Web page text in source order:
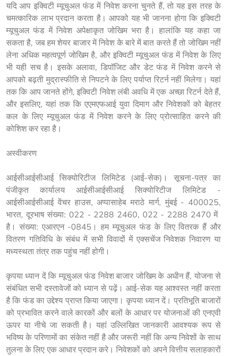
यदि आप इक्विटी म्यूचुअल फंड में निवेश करना चुनते हैं, तो यह इस तरह के
चमत्कारिक लाभ प्रदान करता है। आपको यह भी जानना होगा कि इक्विटी
म्यूचुअल फंड में निवेश अपेक्षाकृत जोखिम भरा है। हालांकि यह कहा जा
सकता है, जब हम शेयर बाजार में निवेश के बारे में बात करते हैं तो जोखिम नहीं
लेना अधिक महत्वपूर्ण जोखिम है, और इक्विटी म्यूचुअल फंड में निवेश के लिए
भी यही सच है। इसके अलावा, डिपॉजिट और डेट फंड में निवेश करने से
आपको बढ़ती मुद्रास्फीति से निपटने के लिए पर्याप्त रिटर्न नहीं मिलेगा। यहां
तक कि आप जानते होंगे, इक्विटी निवेश लंबी अवधि में एक अच्छा रिटर्न देते हैं,
और इसलिए, यहां तक कि एएमएफआई युवा दिमाग और निवेशकों को बेहतर
कल के लिए म्यूचुअल फंड में निवेश करने के लिए प्रोत्साहित करने की
कोशिश कर रहा है।
अस्वीकरण
आईसीआईसीआई सिक्योरिटीज लिमिटेड (आई-सेक)। सूचना-पत्र का
पंजीकृत कार्यालय आईसीआईसीआई सिक्योरिटीज लिमिटेड -
आईसीआईसीआई वेंचर हाउस, अप्पासाहेब मराठे मार्ग, मुंबई - 400025,
भारत, दूरभाष संख्या: 022 - 2288 2460, 022 - 2288 2470 में
है। संख्या: एआरएन -0845। हम म्यूचुअल फंड के लिए वितरक हैं और
वितरण गतिविधि के संबंध में सभी विवादों में एक्सचेंज निवेशक निवारण या
मध्यस्थता तंत्र तक पहुंच नहीं होगी।
कृपया ध्यान दें कि म्यूचुअल फंड निवेश बाजार जोखिम के अधीन हैं, योजना से
संबंधित सभी दस्तावेजों को ध्यान से पढ़ें। आई-सेक यह आश्वस्त नहीं करता
है कि फंड का उद्देश्य प्राप्त किया जाएगा। कृपया ध्यान दें। प्रतिभूति बाजारों
को प्रभावित करने वाले कारकों और बलों के आधार पर योजनाओं की एनएवी
ऊपर या नीचे जा सकती है। यहां उल्लिखित जानकारी आवश्यक रूप से
भविष्य के परिणामों का संकेत नहीं है और जरूरी नहीं कि अन्य निवेशों के साथ
तुलना के लिए एक आधार प्रदान करे। निवेशकों को अपने वित्तीय सलाहकारों